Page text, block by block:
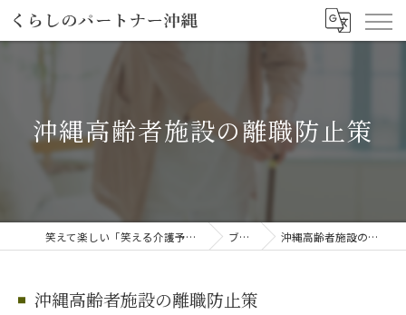
沖縄高齢者施設の離職防止策
笑えて楽しい「笑える介護予防体操教室」 ブログ 沖縄高齢者施設の離職防止策
沖縄高齢者施設の離職防止策